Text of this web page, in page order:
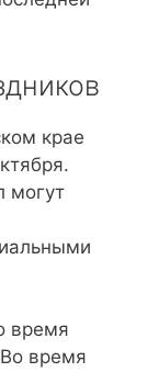
крае
могут
время
время